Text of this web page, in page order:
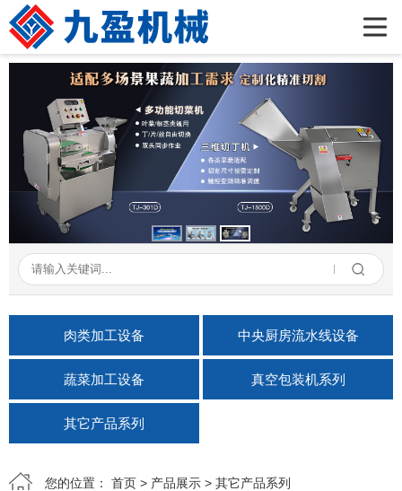
公司简介
产品展示
新闻资讯
成功案例
在线留言
联系我们
肉类加工设备 中央厨房流水线设备
蔬菜加工设备 真空包装机系列
其它产品系列
您的位置： 首页 > 产品展示 > 其它产品系列